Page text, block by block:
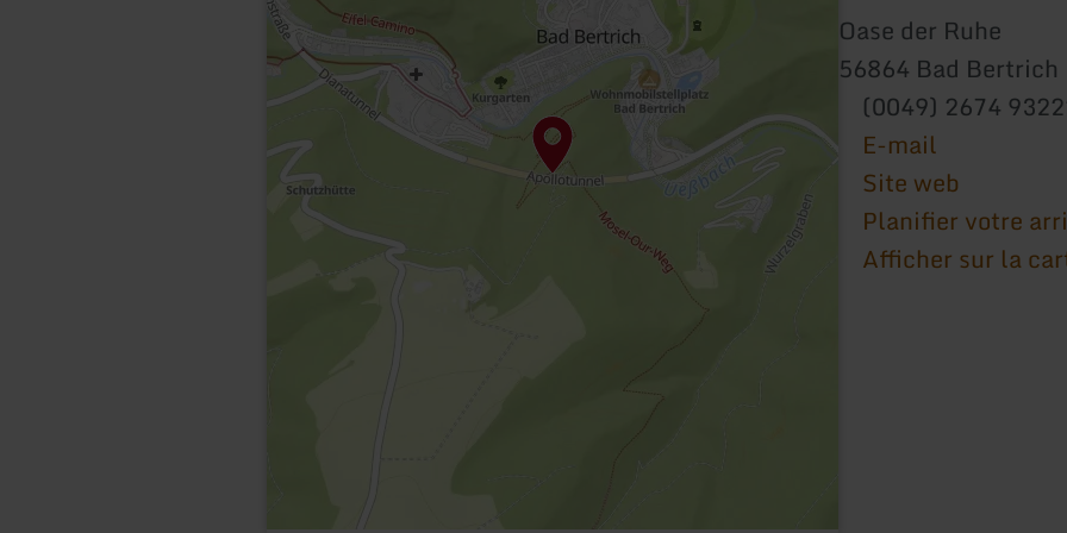
Oase der Ruhe
56864 Bad Bertrich
(0049) 2674
E-mail
Site web
Planifier votre
Afficher sur la